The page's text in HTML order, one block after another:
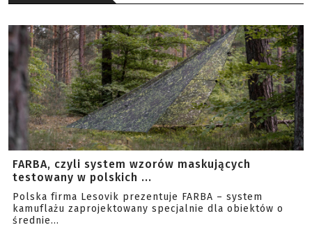
FARBA, czyli system wzorów maskujących
testowany w polskich ...
Polska firma Lesovik prezentuje FARBA – system
kamuflażu zaprojektowany specjalnie dla obiektów o
średnie...